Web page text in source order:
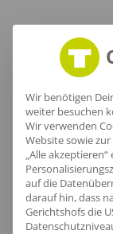
Dein
in
Wir benötigen
weiter besuchen
Wir verwenden
Website sowie
„Alle
auf die
darauf hin, dass
Gerichtshofs die